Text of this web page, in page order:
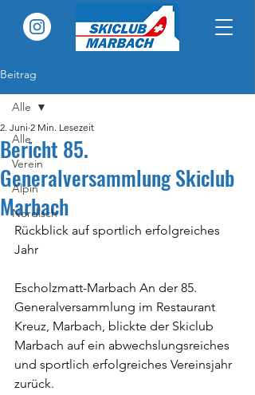
Beitrag
Alle
Verein
Alpin
Nordisch
Alle
Bericht 85.
Generalversammlung Skiclub
Marbach
2. Juni 2 Min. Lesezeit
Rückblick auf sportlich erfolgreiches
Jahr
Escholzmatt-Marbach An der 85.
Generalversammlung im Restaurant
Kreuz, Marbach, blickte der Skiclub
Marbach auf ein abwechslungsreiches
und sportlich erfolgreiches Vereinsjahr
zurück.